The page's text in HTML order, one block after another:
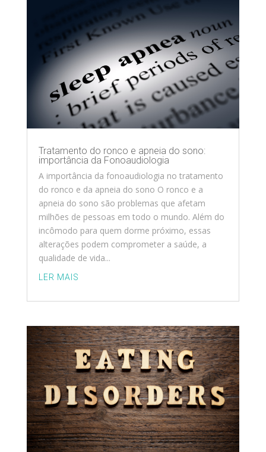
Tratamento do ronco e apneia do sono:
importância da Fonoaudiologia
A importância da fonoaudiologia no tratamento
do ronco e da apneia do sono O ronco e a
apneia do sono são problemas que afetam
milhões de pessoas em todo o mundo. Além do
incômodo para quem dorme próximo, essas
alterações podem comprometer a saúde, a
qualidade de vida...
LER MAIS